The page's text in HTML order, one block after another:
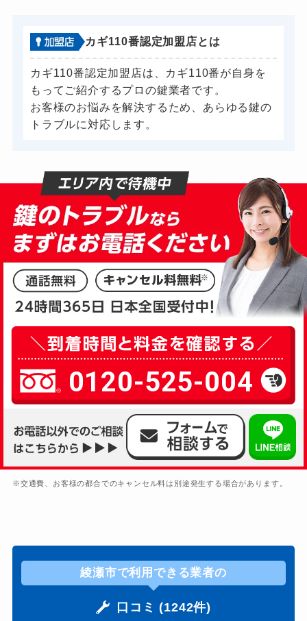
カギ110番認定加盟店とは
カギ110番認定加盟店は、カギ110番が自身を
もってご紹介するプロの鍵業者です。
お客様のお悩みを解決するため、あらゆる鍵の
トラブルに対応します。
0120-525-004
※交通費、お客様の都合でのキャンセル料は別途発生する場合があります。
綾瀬市で利用できる業者の
口コミ (1242件)